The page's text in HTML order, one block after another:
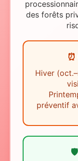
des forêts
Hiver
préventif